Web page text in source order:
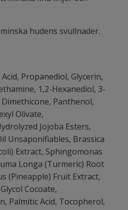
hudens svullnader.
Propanediol, Glycerin,
1,2-Hexanediol, 3-
Panthenol,
Olivate,
Jojoba Esters,
Unsaponifiables, Brassica
Extract, Sphingomonas
Longa (Turmeric) Root
(Pineapple) Fruit Extract,
Cocoate,
Palmitic Acid, Tocopherol,